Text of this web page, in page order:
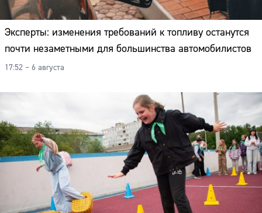
Эксперты: изменения требований к топливу останутся
почти незаметными для большинства автомобилистов
17:52 – 6 августа